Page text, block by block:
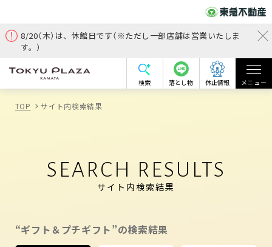
8/20（木）は、休館日です（※ただし一部店舗は営業いたしま
す。）
検索 落とし物 休止情報 メニュー
TOP サイト内検索結果
SEARCH RESULTS
サイト内検索結果
“ギフト＆プチギフト”の検索結果